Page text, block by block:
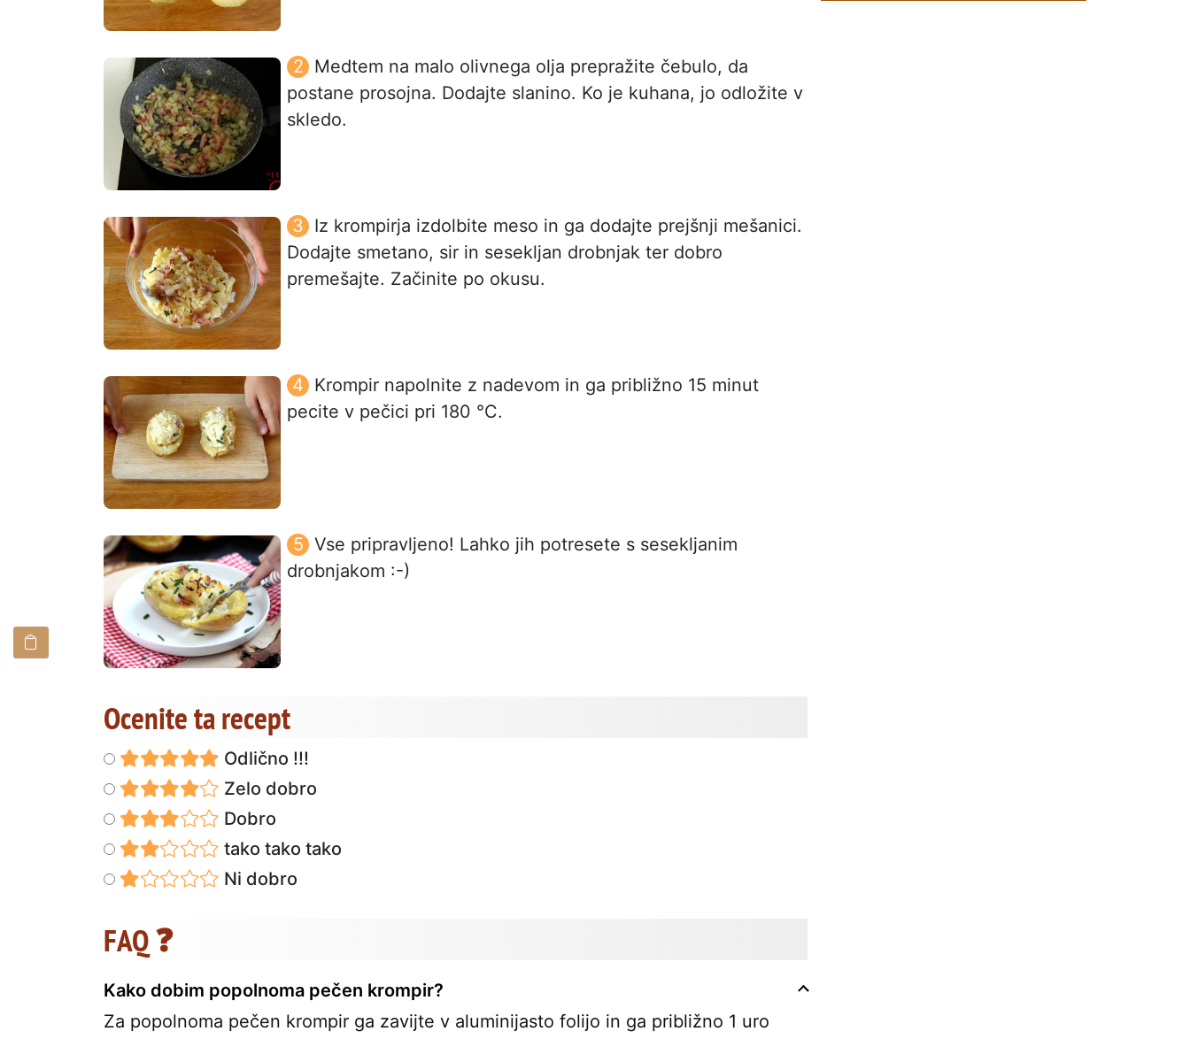
Medtem na malo olivnega olja prepražite čebulo, da
postane prosojna. Dodajte slanino. Ko je kuhana, jo odložite v
skledo.
Iz krompirja izdolbite meso in ga dodajte prejšnji mešanici.
Dodajte smetano, sir in sesekljan drobnjak ter dobro
premešajte. Začinite po okusu.
Krompir napolnite z nadevom in ga približno 15 minut
pecite v pečici pri 180 °C.
Vse pripravljeno! Lahko jih potresete s sesekljanim
drobnjakom :-)
Ocenite ta recept
Odlično !!!
Zelo dobro
Dobro
tako tako tako
Ni dobro
FAQ ❓
Kako dobim popolnoma pečen krompir?
Za popolnoma pečen krompir ga zavijte v aluminijasto folijo in ga približno 1 uro